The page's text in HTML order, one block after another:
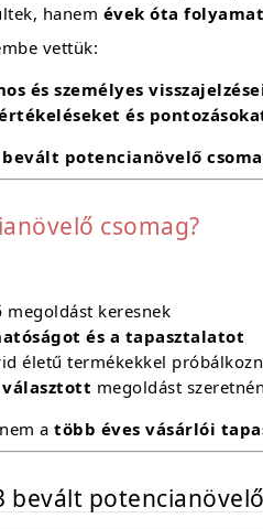
hanem évek óta
vettük:
és személyes
és
potencianövelő
csomag?
keresnek
és a tapasztalatot
életű termékekkel
választott megoldást
a több éves vásárlói
bevált potencianövelő